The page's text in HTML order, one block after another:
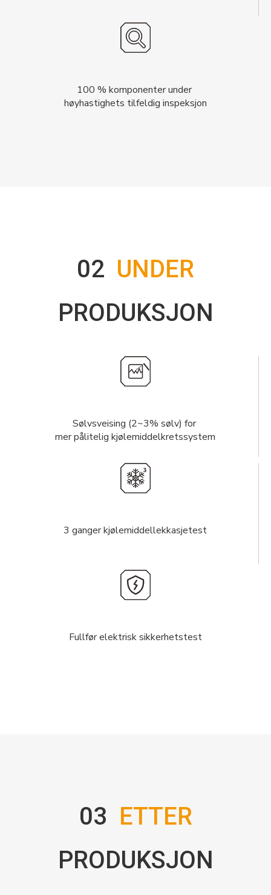
100 % komponenter under
høyhastighets tilfeldig inspeksjon
02 UNDER
PRODUKSJON
Sølvsveising (2~3% sølv) for
mer pålitelig kjølemiddelkretssystem
3 ganger kjølemiddellekkasjetest
Fullfør elektrisk sikkerhetstest
03 ETTER
PRODUKSJON